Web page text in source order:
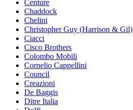
Centure
Chaddock
Chelini
Christopher Guy (Harrison & Gil)
Ciacci
Cisco Brothers
Colombo Mobili
Cornelio Cappellini
Council
Creazioni
De Baggis
Ditre Italia